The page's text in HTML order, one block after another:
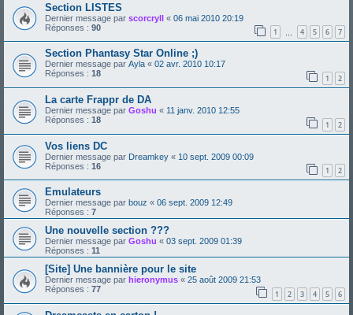
Section LISTES
Dernier message par scorcryll « 06 mai 2010 20:19
Réponses : 90 1 4 5 6 7
Section Phantasy Star Online ;)
Dernier message par Ayla « 02 avr. 2010 10:17
Réponses : 18 1 2
La carte Frappr de DA
Dernier message par Goshu « 11 janv. 2010 12:55
Réponses : 18 1 2
Vos liens DC
Dernier message par Dreamkey « 10 sept. 2009 00:09
Réponses : 16 1 2
Emulateurs
Dernier message par bouz « 06 sept. 2009 12:49
Réponses : 7
Une nouvelle section ???
Dernier message par Goshu « 03 sept. 2009 01:39
Réponses : 11
[Site] Une bannière pour le site
Dernier message par hieronymus « 25 août 2009 21:53
Réponses : 77 1 2 3 4 5 6